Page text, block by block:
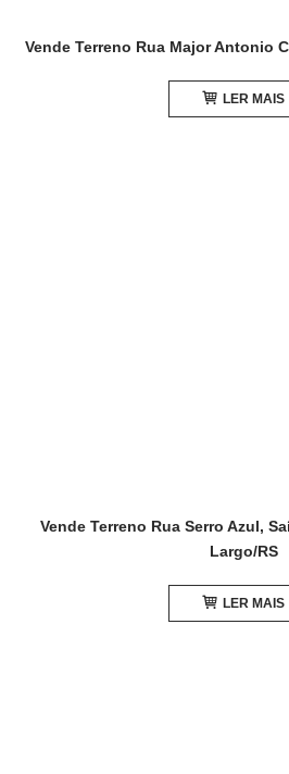
Vende Terreno Rua Major Antonio
LER MAIS
Vende Terreno Rua Serro Azul,
Largo/RS
LER MAIS